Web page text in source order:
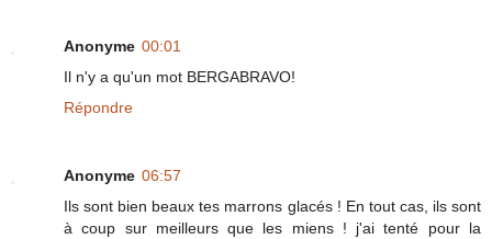
Anonyme 00:01
Il n'y a qu'un mot BERGABRAVO!
Répondre
Anonyme 06:57
Ils sont bien beaux tes marrons glacés ! En tout cas, ils sont
à coup sur meilleurs que les miens ! j'ai tenté pour la